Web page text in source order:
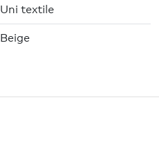
Uni textile
Beige